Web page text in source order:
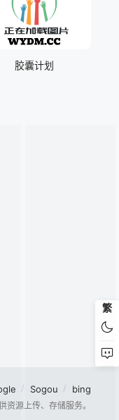
胶囊计划
繁
Sogou bing
源上传、存储服务。